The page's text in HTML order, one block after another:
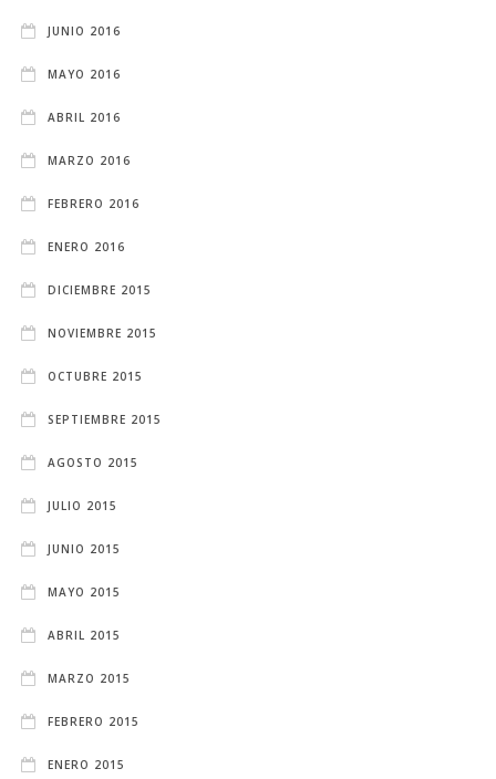
JUNIO 2016
MAYO 2016
ABRIL 2016
MARZO 2016
FEBRERO 2016
ENERO 2016
DICIEMBRE 2015
NOVIEMBRE 2015
OCTUBRE 2015
SEPTIEMBRE 2015
AGOSTO 2015
JULIO 2015
JUNIO 2015
MAYO 2015
ABRIL 2015
MARZO 2015
FEBRERO 2015
ENERO 2015